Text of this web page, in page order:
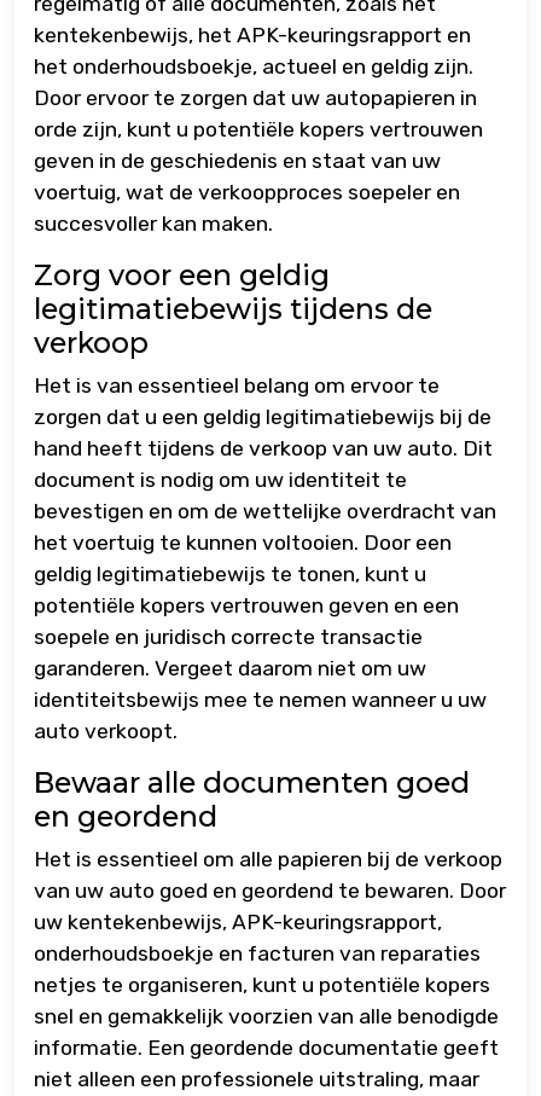
kentekenbewijs, het APK-keuringsrapport en
het onderhoudsboekje, actueel en geldig zijn.
Door ervoor te zorgen dat uw autopapieren in
orde zijn, kunt u potentiële kopers vertrouwen
geven in de geschiedenis en staat van uw
voertuig, wat de verkoopproces soepeler en
succesvoller kan maken.
Zorg voor een geldig
legitimatiebewijs tijdens de
verkoop
Het is van essentieel belang om ervoor te
zorgen dat u een geldig legitimatiebewijs bij de
hand heeft tijdens de verkoop van uw auto. Dit
document is nodig om uw identiteit te
bevestigen en om de wettelijke overdracht van
het voertuig te kunnen voltooien. Door een
geldig legitimatiebewijs te tonen, kunt u
potentiële kopers vertrouwen geven en een
soepele en juridisch correcte transactie
garanderen. Vergeet daarom niet om uw
identiteitsbewijs mee te nemen wanneer u uw
auto verkoopt.
Bewaar alle documenten goed
en geordend
Het is essentieel om alle papieren bij de verkoop
van uw auto goed en geordend te bewaren. Door
uw kentekenbewijs, APK-keuringsrapport,
onderhoudsboekje en facturen van reparaties
netjes te organiseren, kunt u potentiële kopers
snel en gemakkelijk voorzien van alle benodigde
informatie. Een geordende documentatie geeft
niet alleen een professionele uitstraling, maar